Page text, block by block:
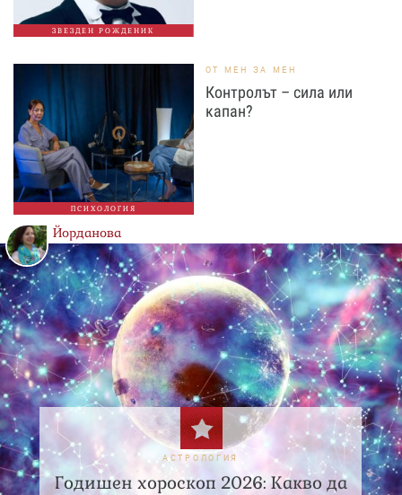
ЗВЕЗДЕН РОЖДЕНИК
ПСИХОЛОГИЯ
ОТ МЕН ЗА МЕН
Контролът – сила или
капан?
Йорданова
АСТРОЛОГИЯ
Годишен хороскоп 2026: Какво да